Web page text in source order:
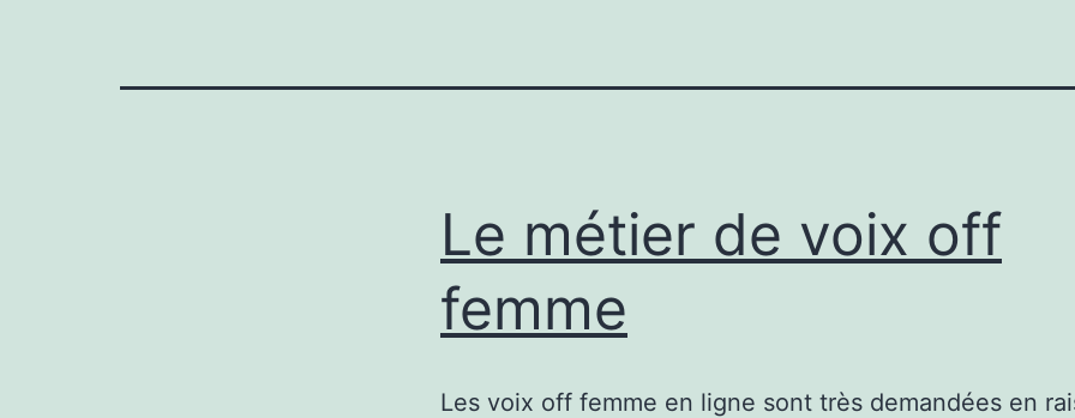
Le métier de voix off
femme
Les voix off femme en ligne sont très demandées en